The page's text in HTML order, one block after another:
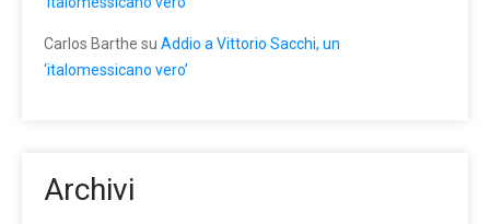
Carlos Barthe su Addio a Vittorio Sacchi, un
‘italomessicano vero’
Archivi